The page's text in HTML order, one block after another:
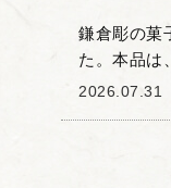
鎌倉彫の菓
た。本品は
まれた意匠
2026.07.31